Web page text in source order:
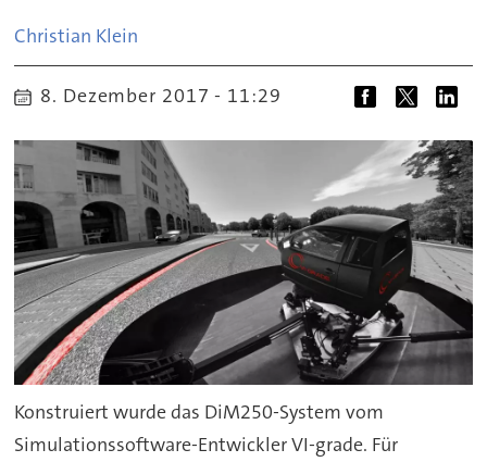
Christian Klein
8. Dezember 2017 - 11:29
Konstruiert wurde das DiM250-System vom
Simulationssoftware-Entwickler VI-grade. Für